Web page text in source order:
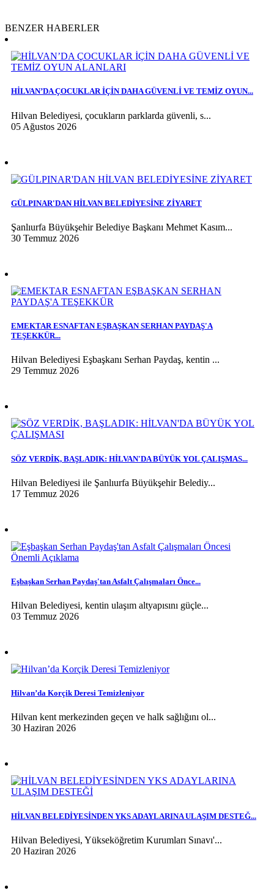
BENZER HABERLER
HİLVAN’DA ÇOCUKLAR İÇİN DAHA GÜVENLİ VE TEMİZ OYUN...
Hilvan Belediyesi, çocukların parklarda güvenli, s...
05 Ağustos 2026
GÜLPINAR'DAN HİLVAN BELEDİYESİNE ZİYARET
Şanlıurfa Büyükşehir Belediye Başkanı Mehmet Kasım...
30 Temmuz 2026
EMEKTAR ESNAFTAN EŞBAŞKAN SERHAN PAYDAŞ'A
TEŞEKKÜR...
Hilvan Belediyesi Eşbaşkanı Serhan Paydaş, kentin ...
29 Temmuz 2026
SÖZ VERDİK, BAŞLADIK: HİLVAN'DA BÜYÜK YOL ÇALIŞMAS...
Hilvan Belediyesi ile Şanlıurfa Büyükşehir Belediy...
17 Temmuz 2026
Eşbaşkan Serhan Paydaş'tan Asfalt Çalışmaları Önce...
Hilvan Belediyesi, kentin ulaşım altyapısını güçle...
03 Temmuz 2026
Hilvan’da Korçik Deresi Temizleniyor
Hilvan kent merkezinden geçen ve halk sağlığını ol...
30 Haziran 2026
HİLVAN BELEDİYESİNDEN YKS ADAYLARINA ULAŞIM DESTEĞ...
Hilvan Belediyesi, Yükseköğretim Kurumları Sınavı'...
20 Haziran 2026